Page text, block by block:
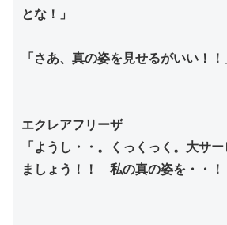
とな！」
「さあ、真の姿を見せるがいい！！
エクレアフリーザ
「ようし・・。くっくっく。大サ
ましょう！！　私の真の姿を・・！